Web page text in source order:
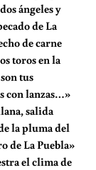
ángeles y
de La
de carne
toros en la
tus
con lanzas…»
salida
la pluma del
de La Puebla»
el clima de